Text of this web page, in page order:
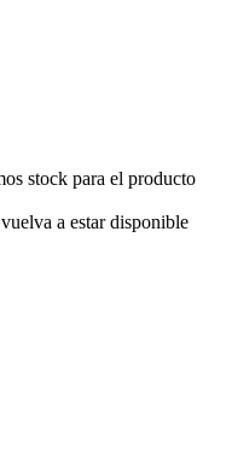
stock para el producto
a estar disponible